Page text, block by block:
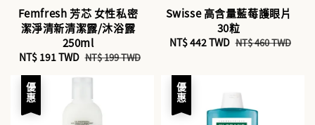
Femfresh 芳芯 女性私密
潔淨清新清潔露/沐浴露
250ml
Sale
price
NT$ 191 TWD Regular
NT$ 199 TWD
Swisse 高含量藍莓護眼片
30粒
Sale
NT$ 442 TWD Regular
NT$ 460 TWD
優惠 優惠